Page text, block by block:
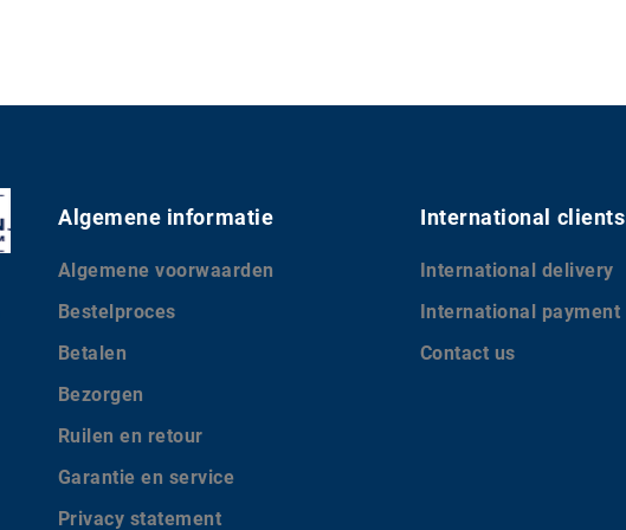
Algemene informatie
Algemene voorwaarden
Bestelproces
Betalen
Bezorgen
Ruilen en retour
Garantie en service
Privacy statement
International clients
International delivery
International payment
Contact us